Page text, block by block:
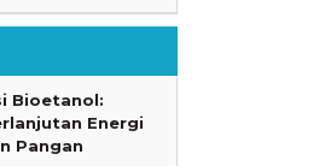
Bioetanol:
Energi
Pangan